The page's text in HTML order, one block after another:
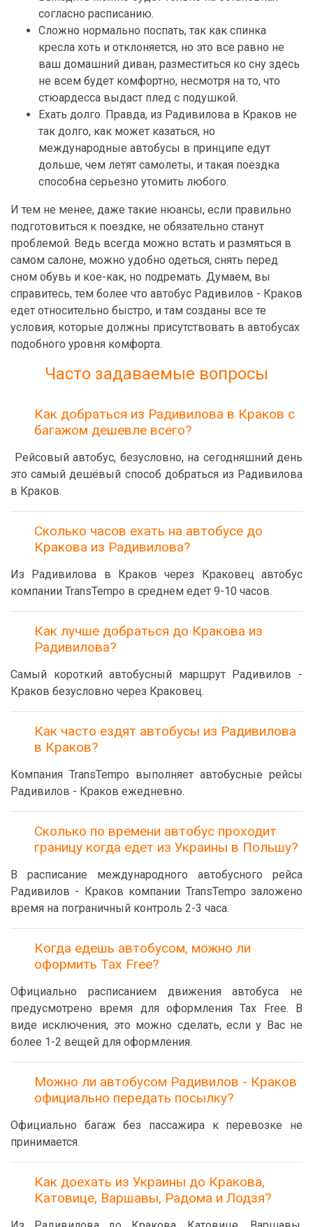
согласно расписанию.
Сложно нормально поспать, так как спинка
кресла хоть и отклоняется, но это все равно не
ваш домашний диван, разместиться ко сну здесь
не всем будет комфортно, несмотря на то, что
стюардесса выдаст плед с подушкой.
Ехать долго. Правда, из Радивилова в Краков не
так долго, как может казаться, но
международные автобусы в принципе едут
дольше, чем летят самолеты, и такая поездка
способна серьезно утомить любого.
И тем не менее, даже такие нюансы, если правильно
подготовиться к поездке, не обязательно станут
проблемой. Ведь всегда можно встать и размяться в
самом салоне, можно удобно одеться, снять перед
сном обувь и кое-как, но подремать. Думаем, вы
справитесь, тем более что автобус Радивилов - Краков
едет относительно быстро, и там созданы все те
условия, которые должны присутствовать в автобусах
подобного уровня комфорта.
Часто задаваемые вопросы
Как добраться из Радивилова в Краков с
багажом дешевле всего?
Рейсовый автобус, безусловно, на сегодняшний день
это самый дешёвый способ добраться из Радивилова
в Краков.
Сколько часов ехать на автобусе до
Кракова из Радивилова?
Из Радивилова в Краков через Краковец автобус
компании TransTempo в среднем едет 9-10 часов.
Как лучше добраться до Кракова из
Радивилова?
Самый короткий автобусный маршрут Радивилов -
Краков безусловно через Краковец.
Как часто ездят автобусы из Радивилова
в Краков?
Компания TransTempo выполняет автобусные рейсы
Радивилов - Краков ежедневно.
Сколько по времени автобус проходит
границу когда едет из Украины в Польшу?
В расписание международного автобусного рейса
Радивилов - Краков компании TransTempo заложено
время на пограничный контроль 2-3 часа.
Когда едешь автобусом, можно ли
оформить Tax Free?
Официально расписанием движения автобуса не
предусмотрено время для оформления Tax Free. В
виде исключения, это можно сделать, если у Вас не
более 1-2 вещей для оформления.
Можно ли автобусом Радивилов - Краков
официально передать посылку?
Официально багаж без пассажира к перевозке не
принимается.
Как доехать из Украины до Кракова,
Катовице, Варшавы, Радома и Лодзя?